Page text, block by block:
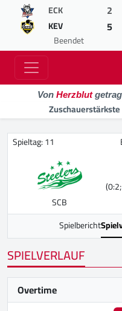
ECK 2
KEV 5
Beendet
Von Herzblut
Spieltag: 11
SCB
Spielbericht
SPIELVERLAUF
Overtime